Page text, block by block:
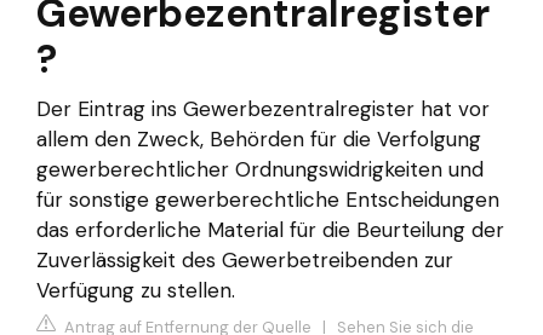
Gewerbezentralregister
?
Der Eintrag ins Gewerbezentralregister hat vor
allem den Zweck, Behörden für die Verfolgung
gewerberechtlicher Ordnungswidrigkeiten und
für sonstige gewerberechtliche Entscheidungen
das erforderliche Material für die Beurteilung der
Zuverlässigkeit des Gewerbetreibenden zur
Verfügung zu stellen.
Antrag auf Entfernung der Quelle | Sehen Sie sich die